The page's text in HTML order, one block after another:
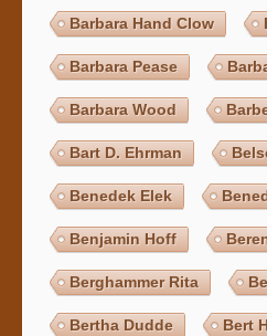
Barbara Hand Clow
Barbara Pease
Barbara Wood
Bart D. Ehrman
Benedek Elek
Benjamin Hoff
Berghammer Rita
Bertha Dudde Bert